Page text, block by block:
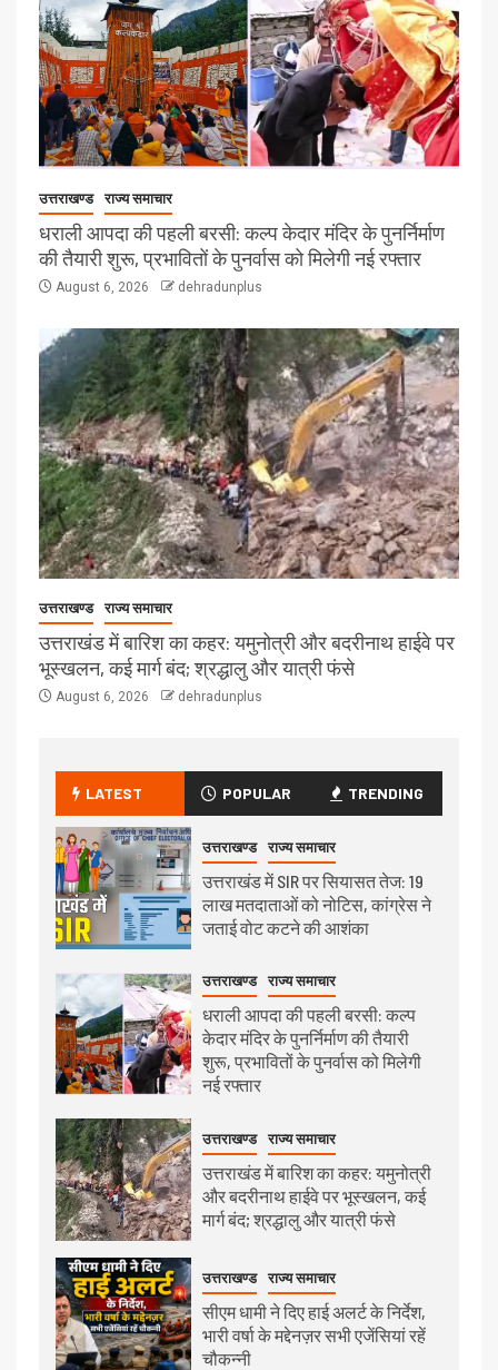
उत्तराखण्ड राज्य समाचार
धराली आपदा की पहली बरसी: कल्प केदार मंदिर के पुनर्निर्माण
की तैयारी शुरू, प्रभावितों के पुनर्वास को मिलेगी नई रफ्तार
August 6, 2026 dehradunplus
उत्तराखण्ड राज्य समाचार
उत्तराखंड में बारिश का कहर: यमुनोत्री और बदरीनाथ हाईवे पर
भूस्खलन, कई मार्ग बंद; श्रद्धालु और यात्री फंसे
August 6, 2026 dehradunplus
LATEST POPULAR TRENDING
उत्तराखण्ड राज्य समाचार
उत्तराखंड में SIR पर सियासत तेज: 19
लाख मतदाताओं को नोटिस, कांग्रेस ने
जताई वोट कटने की आशंका
उत्तराखण्ड राज्य समाचार
धराली आपदा की पहली बरसी: कल्प
केदार मंदिर के पुनर्निर्माण की तैयारी
शुरू, प्रभावितों के पुनर्वास को मिलेगी
नई रफ्तार
उत्तराखण्ड राज्य समाचार
उत्तराखंड में बारिश का कहर: यमुनोत्री
और बदरीनाथ हाईवे पर भूस्खलन, कई
मार्ग बंद; श्रद्धालु और यात्री फंसे
उत्तराखण्ड राज्य समाचार
सीएम धामी ने दिए हाई अलर्ट के निर्देश,
भारी वर्षा के मद्देनज़र सभी एजेंसियां रहें
चौकन्नी